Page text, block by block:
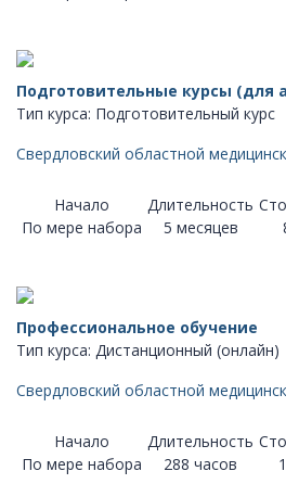
Подготовительные курсы (для
Тип курса: Подготовительный курс
Свердловский областной
Начало
По мере набора
Длительность
5 месяцев
Профессиональное обучение
Тип курса: Дистанционный (онлайн)
Свердловский областной
Начало
По мере набора
Длительность
288 часов